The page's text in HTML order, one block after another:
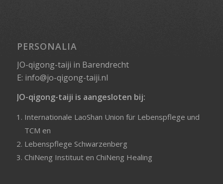
PERSONALIA
JO-qigong-taiji in Barendrecht
E: info@jo-qigong-taiji.nl
JO-qigong-taiji is aangesloten bij:
Internationale LaoShan Union für Lebenspflege und
TCM en
Lebenspflege Schwarzenberg
ChiNeng Instituuten ChiNeng Healing